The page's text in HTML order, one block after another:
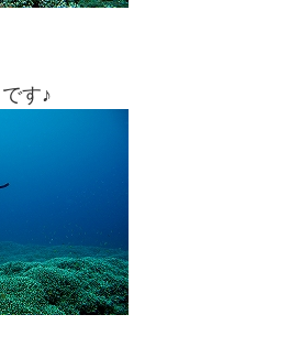
です♪